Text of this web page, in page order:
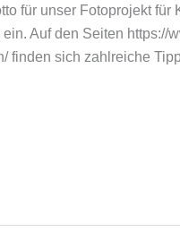
für unser Fotoprojekt
Auf den Seiten https://
finden sich zahlreiche